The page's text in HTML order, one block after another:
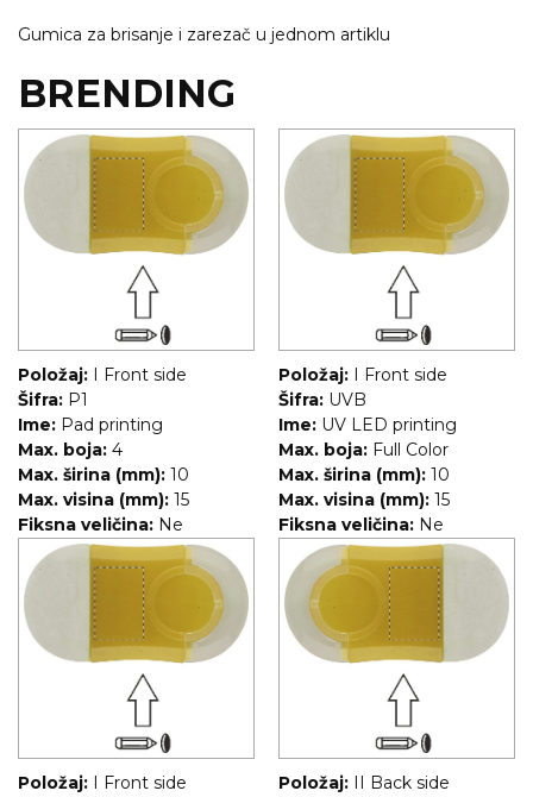
ŠIBICA
OKOVRATNE ID TRAKICE
PRIBOR ZA PISANJE
NARUKVICE ZA ŽURKE I
DOGAĐAJE
ID PLOČICA
TERMOSI
BOCE
TEHNOLOGIJA
KANCELARIJA
KUĆNI SETOVI
OLOVKE
PRIVESCI & ALATI
TORBE & PUTOVANJE
TEKSTIL
Gumica za brisanje i zarezač u jednom artiklu
BRENDING
Položaj: I Front side
Šifra: P1
Ime: Pad printing
Max. boja: 4
Max. širina (mm): 10
Max. visina (mm): 15
Fiksna veličina: Ne
Položaj: I Front side
Šifra: UVB
Ime: UV LED printing
Max. boja: Full Color
Max. širina (mm): 10
Max. visina (mm): 15
Fiksna veličina: Ne
Položaj: I Front side Položaj: II Back side